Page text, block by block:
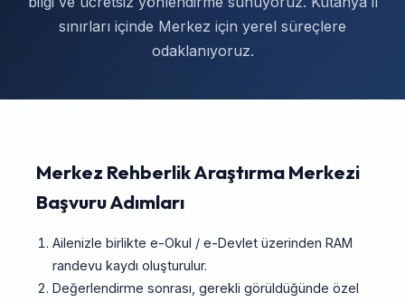
sınırları içinde Merkez için yerel süreçlere
odaklanıyoruz.
Merkez Rehberlik Araştırma Merkezi
Başvuru Adımları
Ailenizle birlikte e-Okul / e-Devlet üzerinden RAM
randevu kaydı oluşturulur.
Değerlendirme sonrası, gerekli görüldüğünde özel